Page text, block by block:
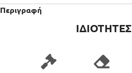
Περιγραφή
ΙΔΙΟΤΗΤΕΣ